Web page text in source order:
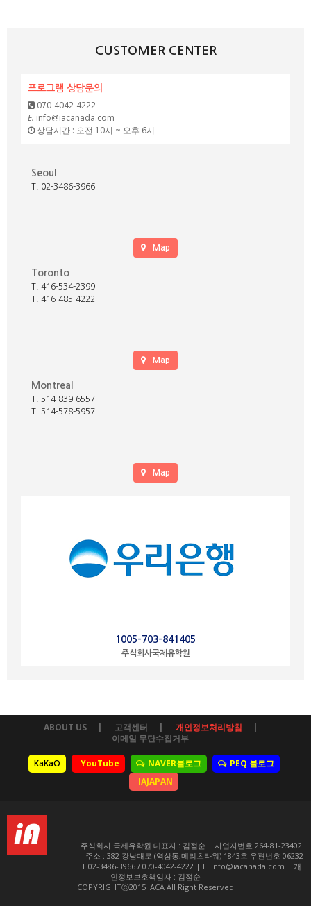
CUSTOMER CENTER
프로그램 상담문의
070-4042-4222
E. info@iacanada.com
상담시간 : 오전 10시 ~ 오후 6시
Seoul
T. 02-3486-3966
Map
Toronto
T. 416-534-2399
T. 416-485-4222
Map
Montreal
T. 514-839-6557
T. 514-578-5957
Map
1005-703-841405
주식회사국제유학원
ABOUT US 고객센터
개인정보처리방침
이메일 무단수집거부
KaKaO YouTube NAVER블로그
PEQ 블로그
IAJAPAN
주식회사 국제유학원 대표자 : 김점순 | 사업자번호 264-81-23402
| 주소 : 382 강남대로 (역삼동,메리츠타워) 1843호 우편번호 06232
T.02-3486-3966 / 070-4042-4222 | E. info@iacanada.com | 개
인정보보호책임자 : 김점순
COPYRIGHTⓒ2015 IACA All Right Reserved